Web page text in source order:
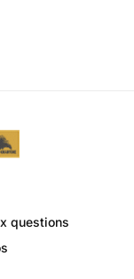
célèbre
de
questions